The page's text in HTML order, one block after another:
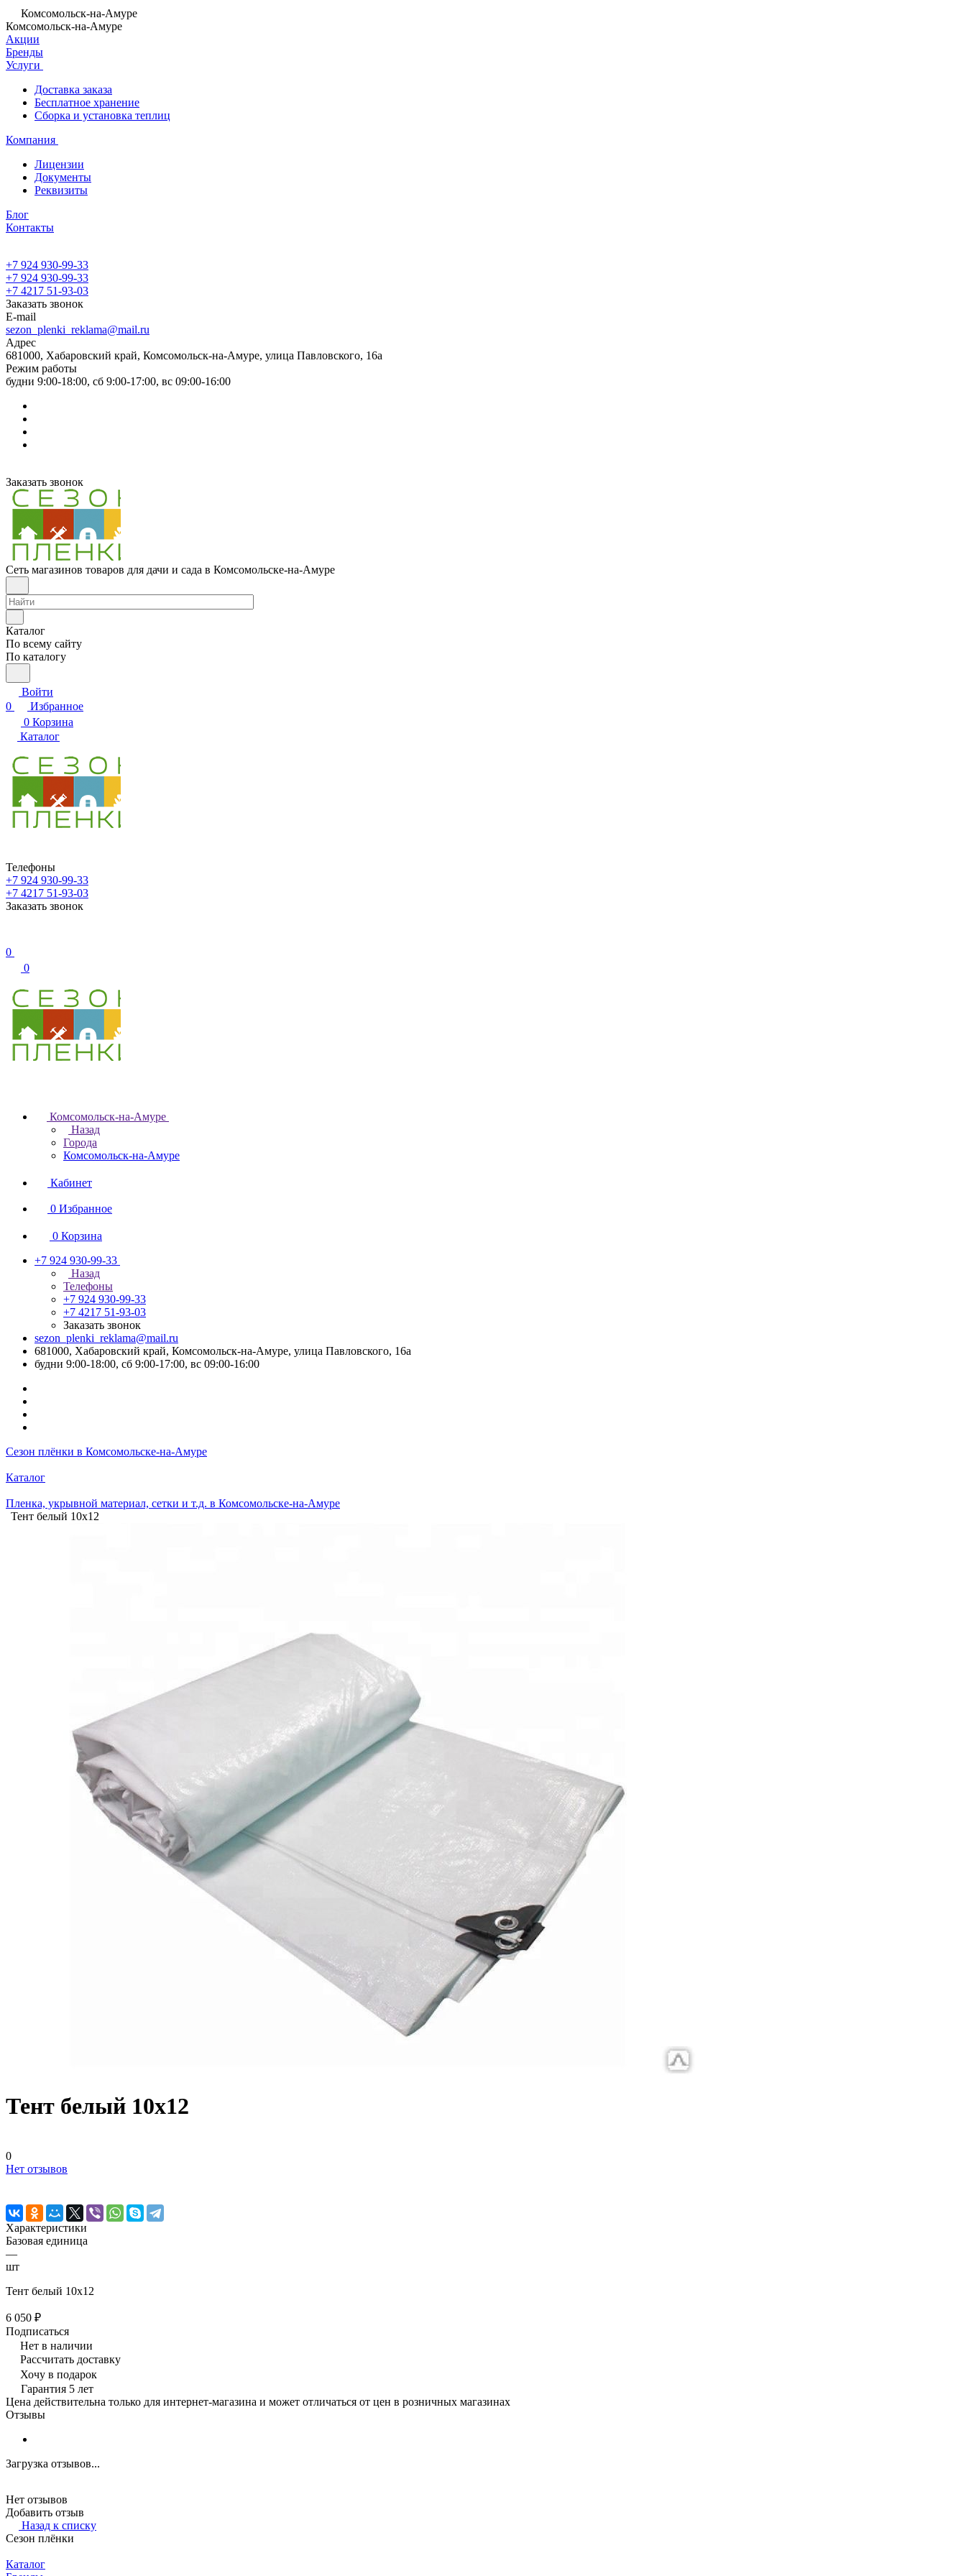
Комсомольск-на-Амуре
Комсомольск-на-Амуре
Акции
Бренды
Услуги
Доставка заказа
Бесплатное хранение
Сборка и установка теплиц
Компания
Лицензии
Документы
Реквизиты
Блог
Контакты
+7 924 930-99-33
+7 924 930-99-33
+7 4217 51-93-03
Заказать звонок
E-mail
sezon_plenki_reklama@mail.ru
Адрес
681000, Хабаровский край, Комсомольск-на-Амуре, улица Павловского, 16а
Режим работы
будни 9:00-18:00, сб 9:00-17:00, вс 09:00-16:00
Заказать звонок
Сеть магазинов товаров для дачи и сада в Комсомольске-на-Амуре
Каталог
По всему сайту
По каталогу
Войти
0
Избранное
0 Корзина
Каталог
Телефоны
+7 924 930-99-33
+7 4217 51-93-03
Заказать звонок
0
0
Комсомольск-на-Амуре
Назад
Города
Комсомольск-на-Амуре
Кабинет
0 Избранное
0 Корзина
+7 924 930-99-33
Назад
Телефоны
+7 924 930-99-33
+7 4217 51-93-03
Заказать звонок
sezon_plenki_reklama@mail.ru
681000, Хабаровский край, Комсомольск-на-Амуре, улица Павловского, 16а
будни 9:00-18:00, сб 9:00-17:00, вс 09:00-16:00
Сезон плёнки в Комсомольске-на-Амуре
Каталог
Пленка, укрывной материал, сетки и т.д. в Комсомольске-на-Амуре
Тент белый 10х12
Тент белый 10х12
0
Нет отзывов
Характеристики
Базовая единица
—
шт
Тент белый 10х12
6 050 ₽
Подписаться
Нет в наличии
Рассчитать доставку
Хочу в подарок
Гарантия 5 лет
Цена действительна только для интернет-магазина и может отличаться от цен в розничных магазинах
Отзывы
Загрузка отзывов...
Нет отзывов
Добавить отзыв
Назад к списку
Сезон плёнки
Каталог